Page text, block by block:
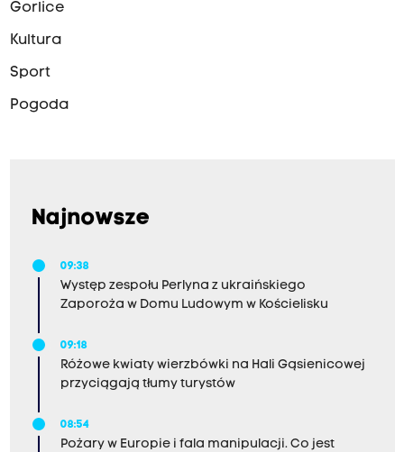
Gorlice
Kultura
Sport
Pogoda
Najnowsze
09:38
Występ zespołu Perlyna z ukraińskiego
Zaporoża w Domu Ludowym w Kościelisku
09:18
Różowe kwiaty wierzbówki na Hali Gąsienicowej
przyciągają tłumy turystów
08:54
Pożary w Europie i fala manipulacji. Co jest